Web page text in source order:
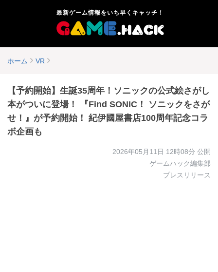
最新ゲーム情報をいち早くキャッチ！
ホーム VR
【予約開始】生誕35周年！ソニックの公式絵さがし
本がついに登場！ 『Find SONIC！ ソニックをさが
せ！』が予約開始！ 紀伊國屋書店100周年記念コラ
ボ企画も
2026年05月11日 12時08分 公開
ゲームハック編集部
プレスリリース